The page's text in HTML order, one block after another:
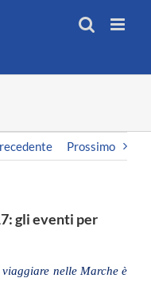
Prossimo
gli eventi per
nelle Marche è